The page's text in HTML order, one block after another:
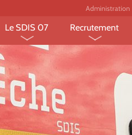
Administration
Le SDIS 07
Le département et ses
risques
L’organisation fonctionnelle
et territoriale
Les missions des sapeurs-
Recrutement
Devenir
professionnel ?
Devenir
volontaire ?
Devenir jeune